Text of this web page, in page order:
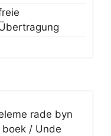
rade byn
boek / Unde